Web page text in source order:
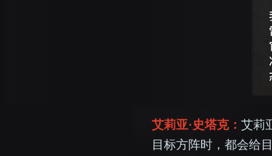
艾莉亚·史塔克： 艾莉
目标方阵时，都会给